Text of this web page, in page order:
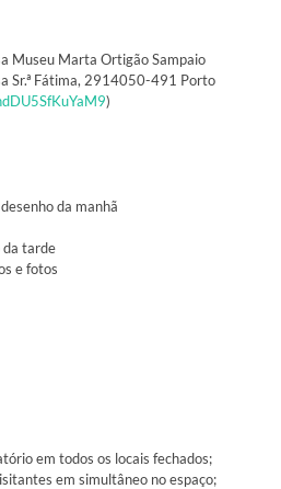
Museu Marta Ortigão Sampaio
Sr.ª Fátima, 2914050-491 Porto
)
da manhã
da tarde
e fotos
em todos os locais fechados;
em simultâneo no espaço;